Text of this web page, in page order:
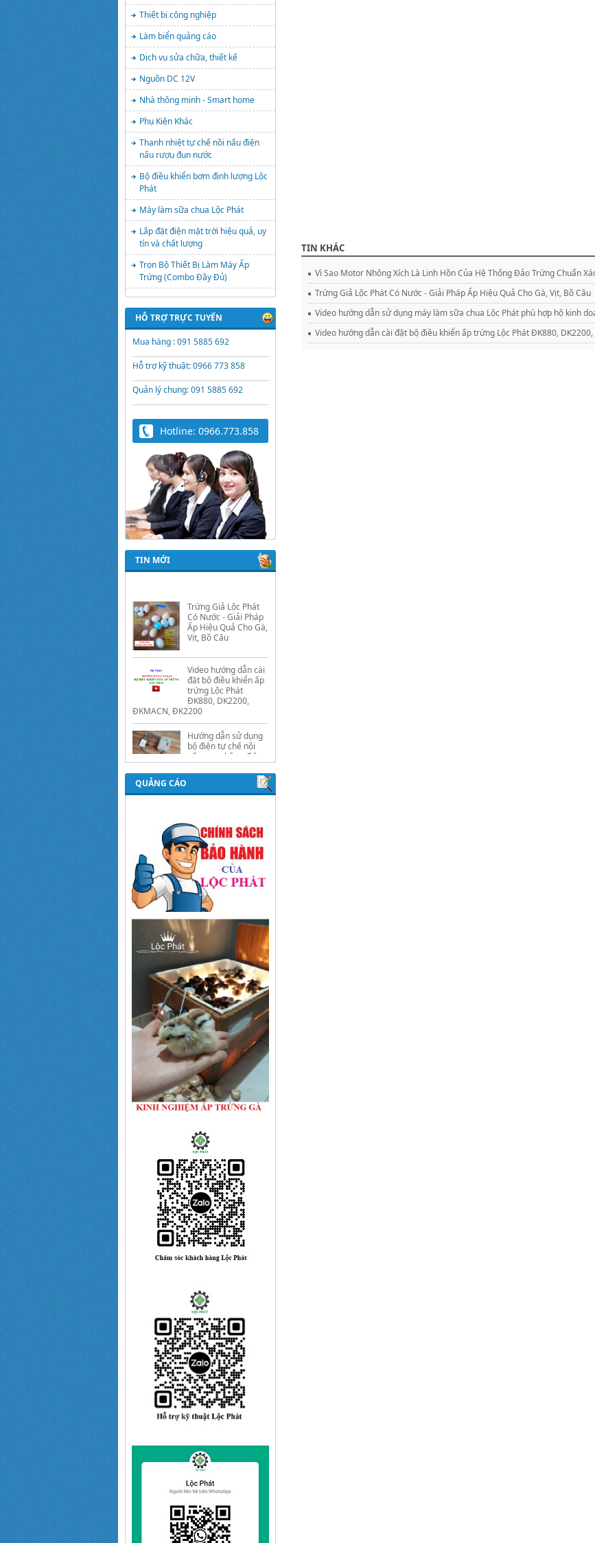
TIN KHÁC
Vì Sao Motor Nhông Xích Là Linh Hồn Của Hệ Thống Đảo Trứng Chuẩn
Trứng Giả Lộc Phát Có Nước - Giải Pháp Ấp Hiệu Quả Cho Gà, Vịt, Bồ Câu
Video hướng dẫn sử dụng máy làm sữa chua Lộc Phát phù hợp hộ kinh
Video hướng dẫn cài đặt bộ điều khiển ấp trứng Lộc Phát ĐK880,
Thiết bị công nghiệp
Làm biển quảng cáo
Dịch vụ sửa chữa, thiết kế
Nguồn DC 12V
Nhà thông minh - Smart home
Phụ Kiện Khác
Thanh nhiệt tự chế nồi nấu điện
nấu rượu đun nước
Bộ điều khiển bơm định lượng Lộc
Phát
Máy làm sữa chua Lộc Phát
Lắp đặt điện mặt trời hiệu quả, uy
tín và chất lượng
Trọn Bộ Thiết Bị Làm Máy Ấp
Trứng (Combo Đầy Đủ)
HỖ TRỢ TRỰC TUYẾN
Mua hàng : 091 5885 692
Hỗ trợ kỹ thuật: 0966 773 858
Quản lý chung: 091 5885 692
Hotline: 0966.773.858
TIN MỚI
Trứng Giả Lộc Phát
Vịt, Bồ Câu
Video hướng dẫn cài
trứng Lộc Phát
ĐK880, DK2200,
ĐKMACN, ĐK2200
Hướng dẫn sử dụng
bộ điện tự chế nồi
nấu rượu bằng điện
tự động Lộc Phát
bộ điều khiển độ ẩm
gold, nhiệt độ và ánh
sáng tự động Lộc
Phát
QUẢNG CÁO